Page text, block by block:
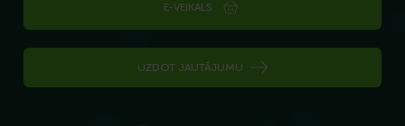
E-VEIKALS
UZDOT JAUTĀJUMU